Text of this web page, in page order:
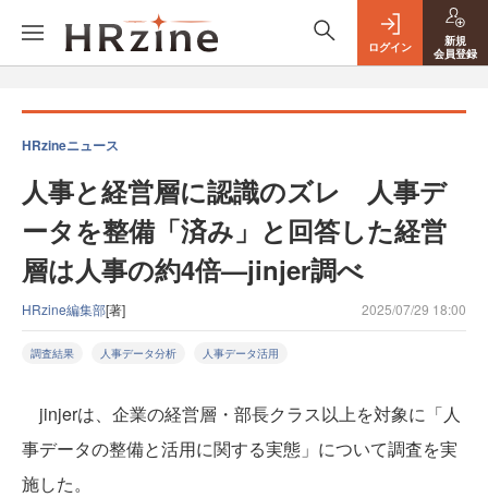
ログイン
新規
会員登録
HRzineニュース
人事と経営層に認識のズレ 人事デ
ータを整備「済み」と回答した経営
層は人事の約4倍—jinjer調べ
HRzine編集部[著] 2025/07/29 18:00
調査結果 人事データ分析 人事データ活用
jinjerは、企業の経営層・部長クラス以上を対象に「人
事データの整備と活用に関する実態」について調査を実
施した。